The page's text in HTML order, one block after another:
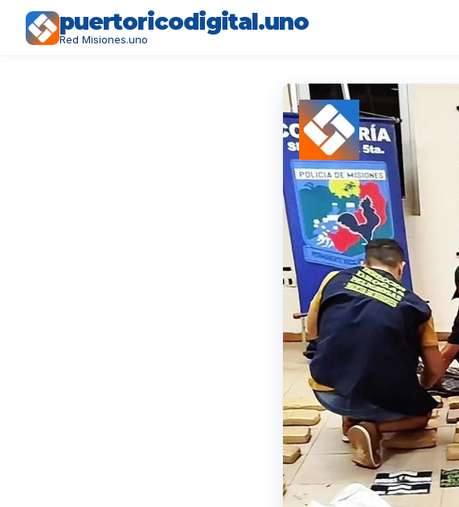
puertoricodigital.uno
Red Misiones.uno